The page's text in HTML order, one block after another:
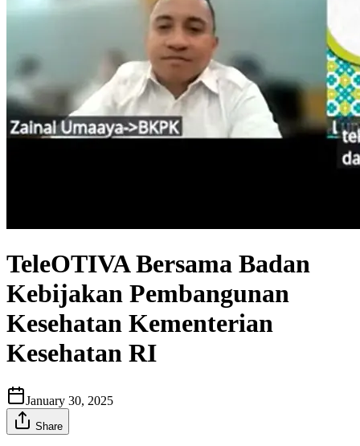
TeleOTIVA Bersama Badan
Kebijakan Pembangunan
Kesehatan Kementerian
Kesehatan RI
January 30, 2025
Share